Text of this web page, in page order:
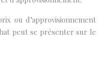
ou d’approvisionnement
peut se présenter sur le